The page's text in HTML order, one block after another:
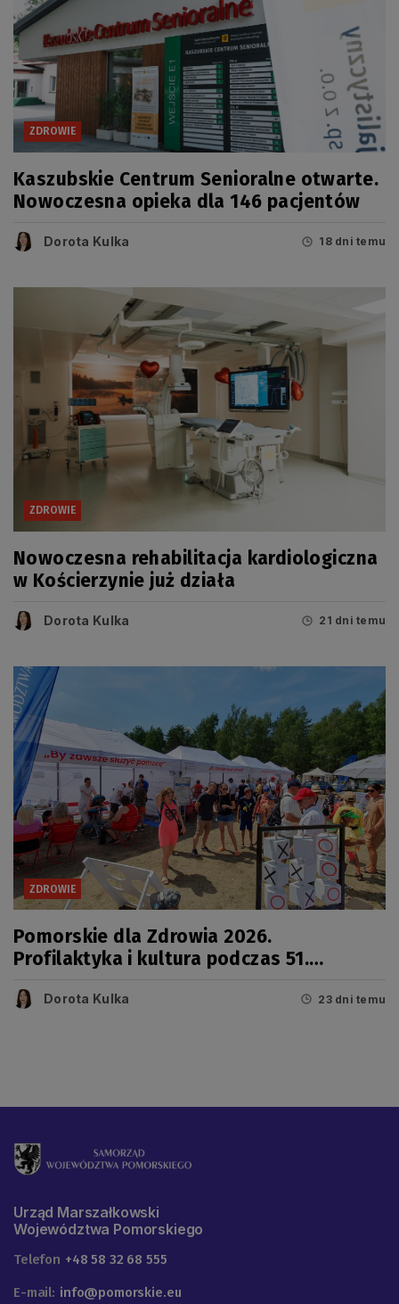
ZDROWIE
Kaszubskie Centrum Senioralne otwarte.
Nowoczesna opieka dla 146 pacjentów
Dorota Kulka 18 dni temu
ZDROWIE
Nowoczesna rehabilitacja kardiologiczna
w Kościerzynie już działa
Dorota Kulka 21 dni temu
ZDROWIE
Pomorskie dla Zdrowia 2026.
Profilaktyka i kultura podczas 51.
Dorota Kulka 23 dni temu
Urząd Marszałkowski
Województwa Pomorskiego
Telefon +48 58 32 68 555
E-mail: info@pomorskie.eu